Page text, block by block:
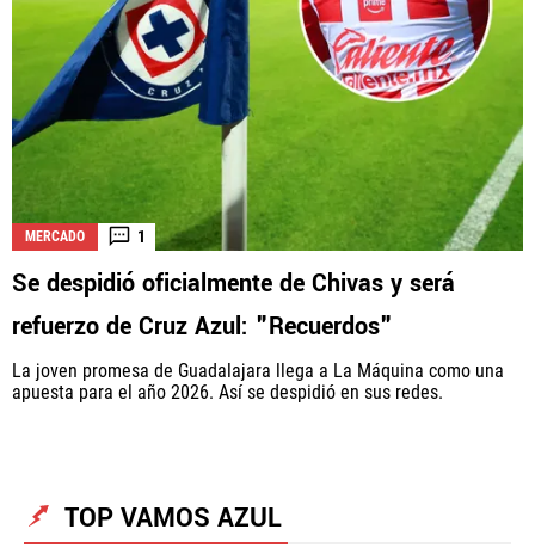
MERCADO 1
Se despidió oficialmente de Chivas y será
refuerzo de Cruz Azul: "Recuerdos"
La joven promesa de Guadalajara llega a La Máquina como una
apuesta para el año 2026. Así se despidió en sus redes.
TOP VAMOS AZUL